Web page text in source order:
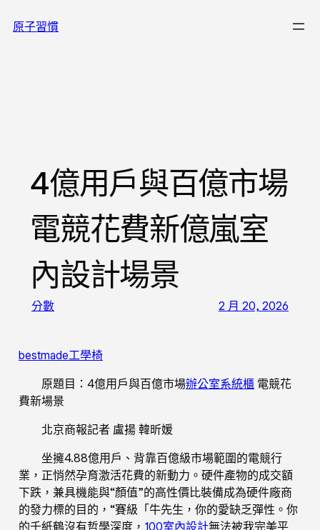
至原子習慣
4億用戶與百億市場
電競花費新億嵐室
內設計場景
分數 2 月 20, 2026
bestmade工學椅
原題目：4億用戶與百億市場辦公室系統櫃 電競花
費新場景
北京商報記者 盧揚 韓昕媛
坐擁4.88億用戶、背靠百億級市場範圍的電競行
業，正悄然孕育激活花費的新動力。硬件產物的成交額
下跌，兼具機能與“顏值”的高性價比裝備成為硬件廠商
的發力標的目的，“賽級「牛先生，你的愛缺乏彈性。你
的千紙鶴沒有哲學深度， 100室內設計無法被我完美平